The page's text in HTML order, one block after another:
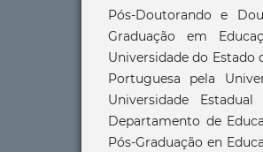
Pós-Doutorando e
Graduação em
Universidade do Estado
Portuguesa pela
Universidade
Departamento de
Pós-Graduação en